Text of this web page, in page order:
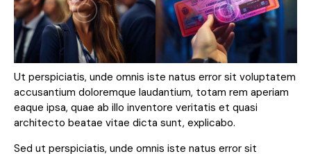
Ut perspiciatis, unde omnis iste natus error sit voluptatem
accusantium doloremque laudantium, totam rem aperiam
eaque ipsa, quae ab illo inventore veritatis et quasi
architecto beatae vitae dicta sunt, explicabo.
Sed ut perspiciatis, unde omnis iste natus error sit